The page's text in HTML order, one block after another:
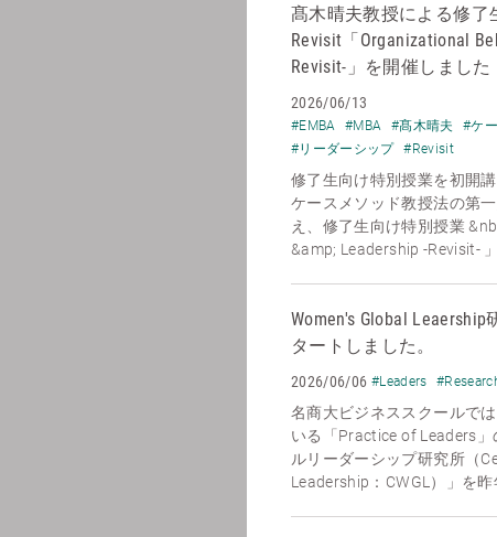
髙木晴夫教授による修了
Revisit「Organizational
Revisit-」を開催しました
2026/06/13
#EMBA #MBA #髙木晴夫 #ケ
#リーダーシップ #Revisit
修了生向け特別授業を初開
ケースメソッド教授法の第
え、修了生向け特別授業
&amp; Leadership -Revisit- 」
Women's Global
タートしました。
2026/06/06 #Leaders
名商大ビジネススクールで
いる「Practice of Leaders
ルリーダーシップ研究所（
Leadership：CWGL）」を昨